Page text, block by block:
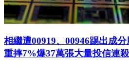
相繼遭00919、00946踢出成
重摔7%爆37萬張大量投信連